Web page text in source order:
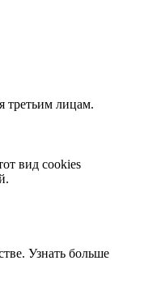
третьим лицам.
вид cookies
Узнать больше